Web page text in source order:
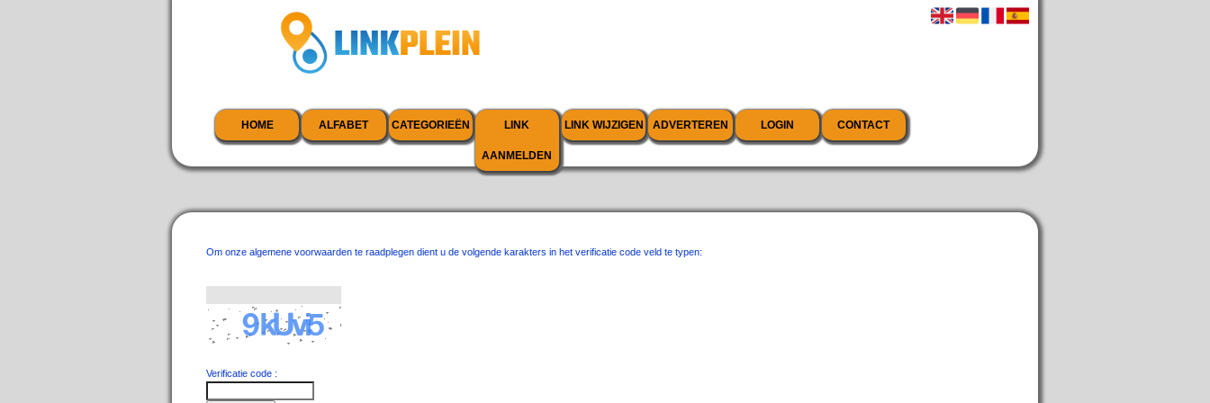
HOME ALFABET CATEGORIEËN LINK
AANMELDEN
LINK WIJZIGEN ADVERTEREN LOGIN CONTACT
Om onze algemene voorwaarden te raadplegen dient u de volgende karakters in het verificatie code veld te typen:
Verificatie code :